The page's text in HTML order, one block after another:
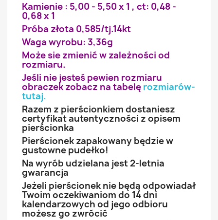
Kamienie : 5,00 - 5,50 x 1 , ct: 0,48 -
0,68 x 1
Próba złota 0,585/tj.14kt
Waga wyrobu: 3,36g
Może sie zmienić w zależności od
rozmiaru.
Jeśli nie jesteś pewien rozmiaru
obraczek zobacz na tabelę rozmiarów-
tutaj.
Razem z pierścionkiem dostaniesz
certyfikat autentyczności z opisem
pierścionka
Pierścionek zapakowany będzie w
gustowne pudełko!
Na wyrób udzielana jest 2-letnia
gwarancja
Jeżeli pierścionek nie będą odpowiadał
Twoim oczekiwaniom do 14 dni
kalendarzowych od jego odbioru
możesz go zwrócić